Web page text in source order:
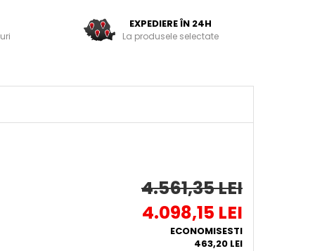
EXPEDIERE ÎN 24H
La produsele selectate
4.561,35 LEI
4.098,15 LEI
ECONOMISESTI
463,20 LEI